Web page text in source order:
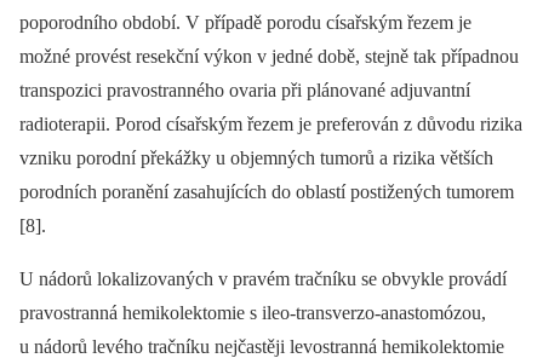
poporodního období. V případě porodu císařským řezem je
možné provést resekční výkon v jedné době, stejně tak případnou
transpozici pravostranného ovaria při plánované adjuvantní
radioterapii. Porod císařským řezem je preferován z důvodu rizika
vzniku porodní překážky u objemných tumorů a rizika větších
porodních poranění zasahujících do oblastí postižených tumorem
[8].
U nádorů lokalizovaných v pravém tračníku se obvykle provádí
pravostranná hemikolektomie s ileo-transverzo-anastomózou,
u nádorů levého tračníku nejčastěji levostranná hemikolektomie